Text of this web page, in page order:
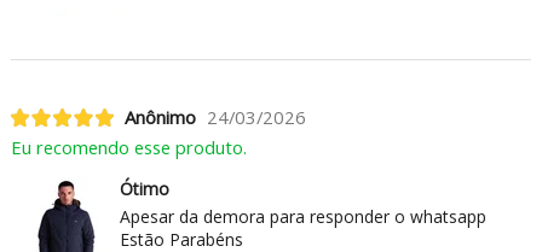
Anônimo 24/03/2026
Eu recomendo esse produto.
Ótimo
Apesar da demora para responder o whatsapp
Estão Parabéns